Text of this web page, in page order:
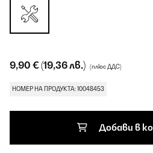
9,90 €(19,36 лв.) (плюс ДДС)
НОМЕР НА ПРОДУКТА: 10048453
Добави в